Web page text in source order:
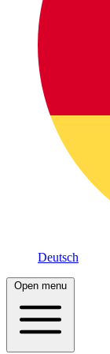
Deutsch
Open menu